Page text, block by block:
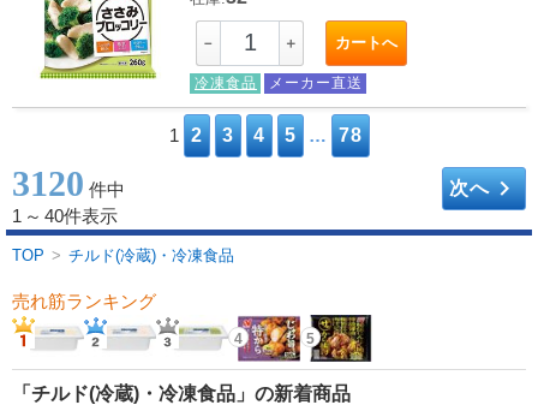
－ ＋ カートへ
冷凍食品 メーカー直送
1 2 3 4 5 … 78
3120 件中
1 ～ 40件表示
次へkeyboard_arrow_right
TOP > チルド(冷蔵)・冷凍食品
売れ筋ランキング
4 5
「チルド(冷蔵)・冷凍食品」の新着商品